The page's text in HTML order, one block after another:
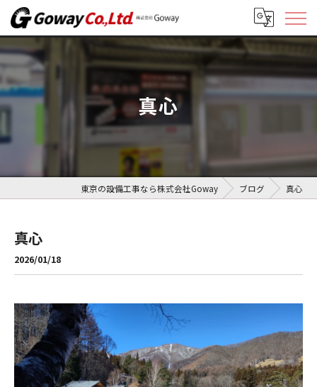
真心
東京の設備工事なら株式会社Goway ブログ 真心
真心
2026/01/18